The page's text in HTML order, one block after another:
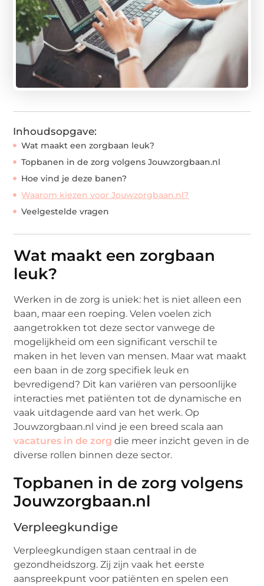
Inhoudsopgave:
Wat maakt een zorgbaan leuk?
Topbanen in de zorg volgens Jouwzorgbaan.nl
Hoe vind je deze banen?
Waarom kiezen voor Jouwzorgbaan.nl?
Veelgestelde vragen
Wat maakt een zorgbaan
leuk?
Werken in de zorg is uniek: het is niet alleen een
baan, maar een roeping. Velen voelen zich
aangetrokken tot deze sector vanwege de
mogelijkheid om een significant verschil te
maken in het leven van mensen. Maar wat maakt
een baan in de zorg specifiek leuk en
bevredigend? Dit kan variëren van persoonlijke
interacties met patiënten tot de dynamische en
vaak uitdagende aard van het werk. Op
Jouwzorgbaan.nl vind je een breed scala aan
vacatures in de zorg die meer inzicht geven in de
diverse rollen binnen deze sector.
Topbanen in de zorg volgens
Jouwzorgbaan.nl
Verpleegkundige
Verpleegkundigen staan centraal in de
gezondheidszorg. Zij zijn vaak het eerste
aanspreekpunt voor patiënten en spelen een